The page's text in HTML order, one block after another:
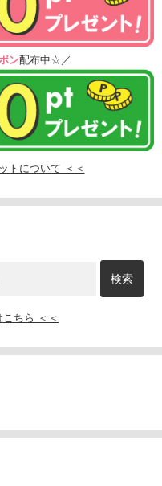
ン配布中☆／
トについて ＜＜
ちら ＜＜